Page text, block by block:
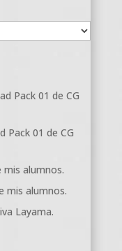
Pack 01 de CG
Pack 01 de CG
mis alumnos.
mis alumnos.
Layama.